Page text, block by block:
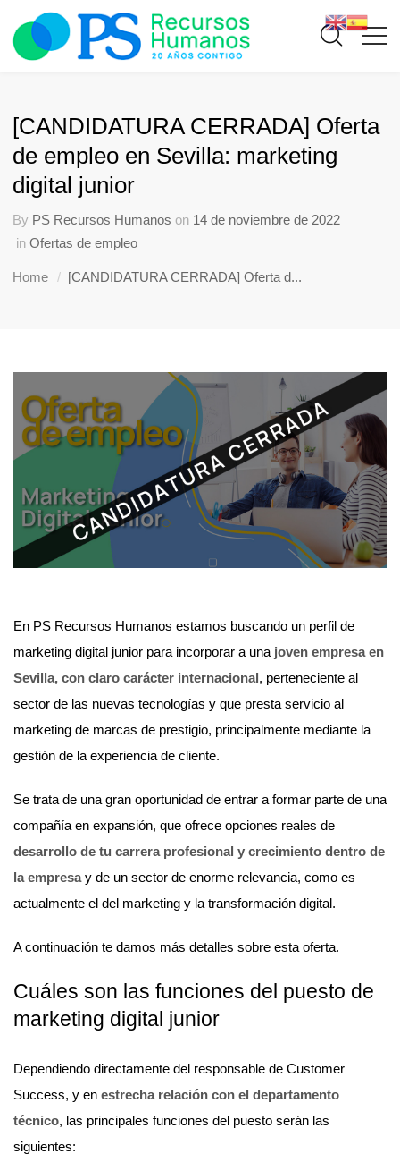
[CANDIDATURA CERRADA] Oferta
de empleo en Sevilla: marketing
digital junior
By PS Recursos Humanos on 14 de noviembre de 2022
in Ofertas de empleo
Home [CANDIDATURA CERRADA] Oferta d...
En PS Recursos Humanos estamos buscando un perfil de
marketing digital junior para incorporar a una joven empresa en
Sevilla, con claro carácter internacional, perteneciente al
sector de las nuevas tecnologías y que presta servicio al
marketing de marcas de prestigio, principalmente mediante la
gestión de la experiencia de cliente.
Se trata de una gran oportunidad de entrar a formar parte de una
compañía en expansión, que ofrece opciones reales de
desarrollo de tu carrera profesional y crecimiento dentro de
la empresay de un sector de enorme relevancia, como es
actualmente el del marketing y la transformación digital.
A continuación te damos más detalles sobre esta oferta.
Cuáles son las funciones del puesto de
marketing digital junior
Dependiendo directamente del responsable de Customer
Success, y en estrecha relación con el departamento
técnico, las principales funciones del puesto serán las
siguientes: